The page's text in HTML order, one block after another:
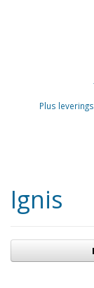
Plus
Ignis